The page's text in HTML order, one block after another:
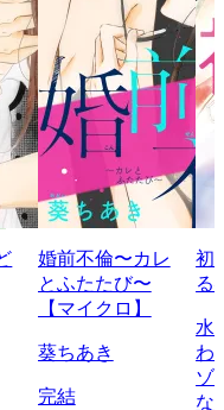
婚前不倫〜カレ
とふたたび〜
【マイクロ】
葵ちあき
完結
初
る
水
わ
ゾ
な